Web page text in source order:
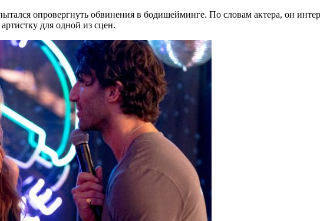
опровергнуть обвинения в бодишейминге. По словам актера, он
для одной из сцен.